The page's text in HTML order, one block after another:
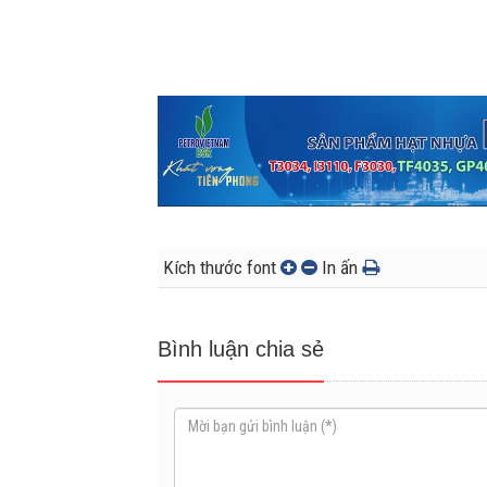
Kích thước font In ấn
Bình luận chia sẻ